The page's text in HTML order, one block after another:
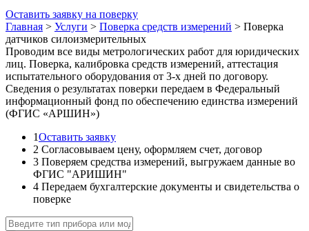
Оставить заявку на поверку
Главная > Услуги > Поверка средств измерений > Поверка
датчиков силоизмерительных
Проводим все виды метрологических работ для юридических
лиц. Поверка, калибровка средств измерений, аттестация
испытательного оборудования от 3-х дней по договору.
Сведения о результатах поверки передаем в Федеральный
информационный фонд по обеспечению единства измерений
(ФГИС «АРШИН»)
1Оставить заявку
2 Согласовываем цену, оформляем счет, договор
3 Поверяем средства измерений, выгружаем данные во
ФГИС "АРИШИН"
4 Передаем бухгалтерские документы и свидетельства о
поверке